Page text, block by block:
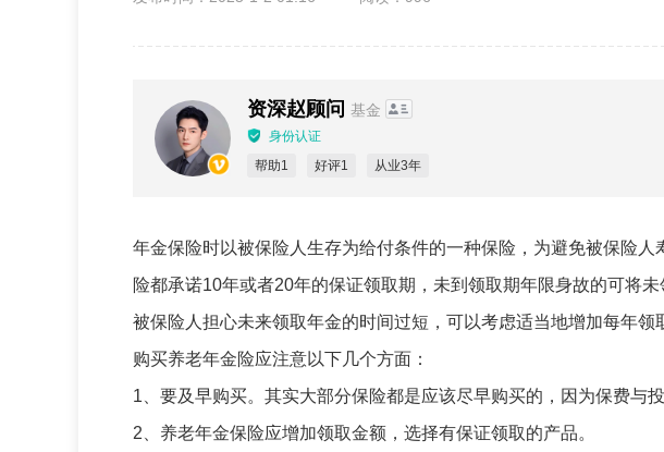
资深赵顾问 基金
身份认证
帮助1
好评1 从业3年
年金保险时以被保险人生存为给付条件的一种保险，为避免被保险
险都承诺10年或者20年的保证领取期，未到领取期年限身故的可将
被保险人担心未来领取年金的时间过短，可以考虑适当地增加每年领
购买养老年金险应注意以下几个方面：
1、要及早购买。其实大部分保险都是应该尽早购买的，因为保费与
2、养老年金保险应增加领取金额，选择有保证领取的产品。